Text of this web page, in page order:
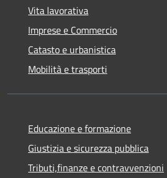
Vita lavorativa
Imprese e Commercio
Catasto e urbanistica
Mobilità e trasporti
Educazione e formazione
Giustizia e sicurezza pubblica
Tributi,finanze e contravvenzioni